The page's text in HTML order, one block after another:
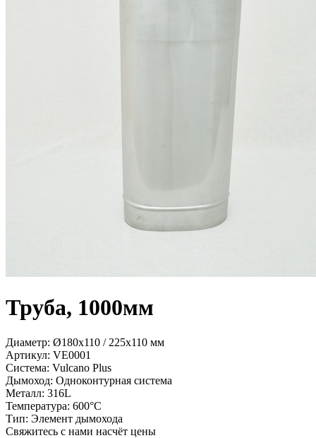
Труба, 1000мм
Диаметр: Ø180x110 / 225x110 мм
Артикул: VE0001
Система: Vulcano Plus
Дымоход: Одноконтурная система
Металл: 316L
Температура: 600°С
Тип: Элемент дымохода
Свяжитесь с нами насчёт цены